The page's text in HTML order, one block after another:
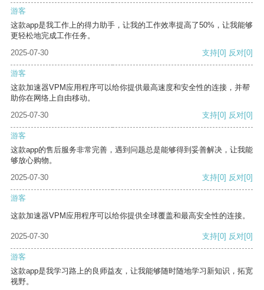
游客
这款app是我工作上的得力助手，让我的工作效率提高了50%，让我能够
更轻松地完成工作任务。
2025-07-30
支持[0] 反对[0]
游客
这款加速器VPM应用程序可以给你提供最高速度和安全性的连接，并帮
助你在网络上自由移动。
2025-07-30
支持[0] 反对[0]
游客
这款app的售后服务非常完善，遇到问题总是能够得到妥善解决，让我能
够放心购物。
2025-07-30
支持[0] 反对[0]
游客
这款加速器VPM应用程序可以给你提供全球覆盖和最高安全性的连接。
2025-07-30 支持[0] 反对[0]
游客
这款app是我学习路上的良师益友，让我能够随时随地学习新知识，拓宽
视野。